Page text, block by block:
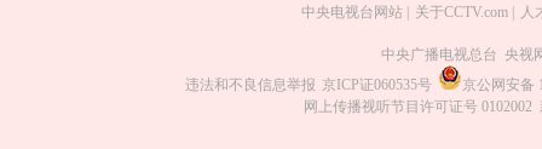
中央电视台网站 关于CCTV.com 人
中央广播电视总台 央视
违法和不良信息举报 京ICP证060535号
京公网安备
网上传播视听节目许可证号 0102002